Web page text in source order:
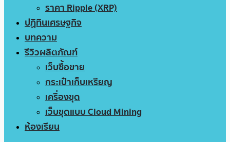
ราคา Ripple (XRP)
ปฏิทินเศรษฐกิจ
บทความ
รีวิวผลิตภัณฑ์
เว็บซื้อขาย
กระเป๋าเก็บเหรียญ
เครื่องขุด
เว็บขุดแบบ Cloud Mining
ห้องเรียน